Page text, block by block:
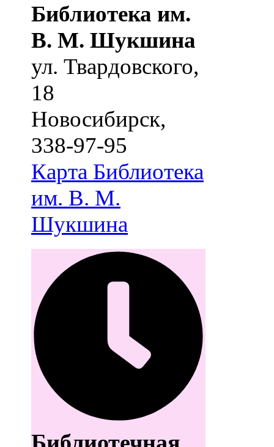
Библиотека им.
В. М. Шукшина
ул. Твардовского,
18
Новосибирск,
338-97-95
Карта Библиотека
им. В. М.
Шукшина
Библиотечная